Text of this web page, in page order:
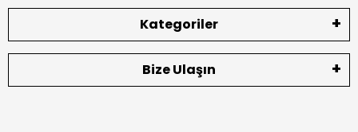
Kategoriler
Bize Ulaşın